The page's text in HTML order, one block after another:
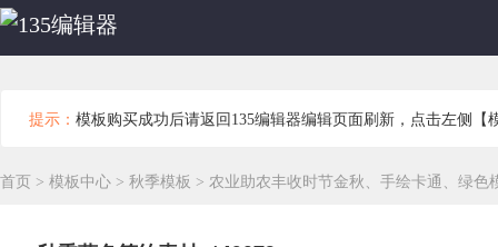
提示： 模板购买成功后请返回135编辑器编辑页面刷新，点击左侧【
首页 > 模板中心 > 秋季模板 > 农业助农丰收时节金秋、手绘卡通、绿色